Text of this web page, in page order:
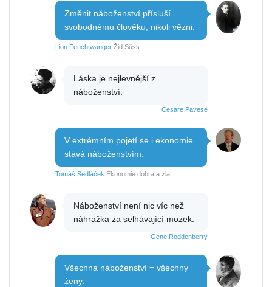
Změnit náboženství přísluší
svobodnému člověku, nikoli vězni.
Lion Feuchtwanger Žid Süss
Láska je nejlevnější z
náboženství.
Cesare Pavese
V extrémním pojetí se i ekonomie
stává náboženstvím.
Tomáš Sedláček Ekonomie dobra a zla
Náboženství není nic víc než
náhražka za selhávající mozek.
Gene Roddenberry
Všechna náboženství = všechny
ženy.